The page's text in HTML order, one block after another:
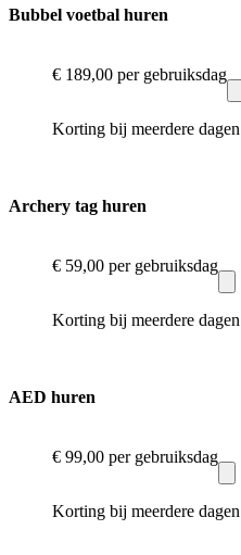
Bubbel voetbal huren
€ 189,00 per gebruiksdag
Korting bij meerdere
Archery tag huren
€ 59,00 per gebruiksdag
Korting bij meerdere
AED huren
€ 99,00 per gebruiksdag
Korting bij meerdere